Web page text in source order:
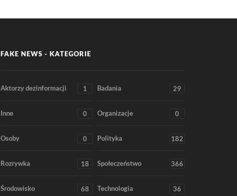
FAKE NEWS - KATEGORIE
Aktorzy dezinformacji 1 Badania 29
Inne 0 Organizacje 0
Osoby 0 Polityka 182
Rozrywka 18 Społeczeństwo 366
Środowisko 68 Technologia 36